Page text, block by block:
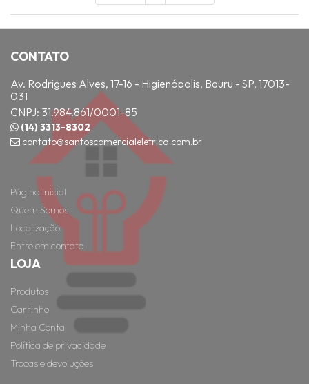
CONTATO
Av. Rodrigues Alves, 17-16 - Higienópolis, Bauru - SP, 17013-
031
CNPJ: 31.984.861/0001-85
(14) 3313-8302
contato@santoscomercialeletrica.com.br
Página Inicial
Quem Somos
Localização
Entre em contato
LOJA
Produtos
Carrinho
Minha Conta
Política de privacidade
Trocas e devoluções